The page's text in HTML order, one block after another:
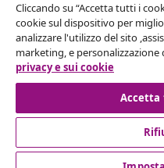
Recesso dal contratto
Invia una richiesta di
Servizio clienti
Cliccando su “Accetta tutti i
cookie sul dispositivo per
analizzare l'utilizzo del sito
marketing, e personalizzazione
privacy e sui cookie